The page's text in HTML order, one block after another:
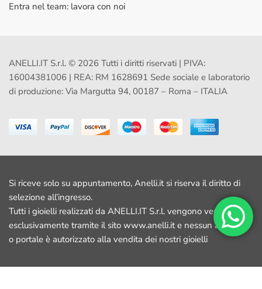
Entra nel team: lavora con noi
ANELLI.IT S.r.l. © 2026 Tutti i diritti riservati | PIVA:
16004381006 | REA: RM 1628691 Sede sociale e laboratorio
di produzione: Via Margutta 94, 00187 – Roma – ITALIA
Si riceve solo su appuntamento, Anelli.it si riserva il diritto di
selezione all’ingresso.
Tutti i gioielli realizzati da ANELLI.IT S.r.l. vengono venduti
esclusivamente tramite il sito www.anelli.it e nessun altro sito
o portale è autorizzato alla vendita dei nostri gioielli